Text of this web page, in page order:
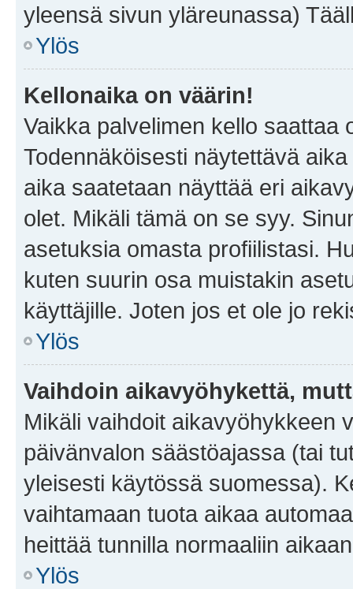
yleensä sivun yläreunassa)
Ylös
Kellonaika on väärin!
Vaikka palvelimen kello saattaa
Todennäköisesti näytettävä
aika saatetaan näyttää eri
olet. Mikäli tämä on se syy.
asetuksia omasta profiilistasi.
kuten suurin osa muistakin
käyttäjille. Joten jos et ole jo
Ylös
Vaihdoin aikavyöhykettä,
Mikäli vaihdoit aikavyöhykkeen
päivänvalon säästöajassa (tai
yleisesti käytössä suomessa).
vaihtamaan tuota aikaa
heittää tunnilla normaaliin
Ylös